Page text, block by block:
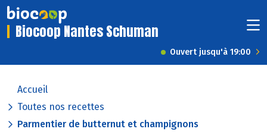
Biocoop Nantes Schuman
Ouvert jusqu'à 19:00
Accueil
Toutes nos recettes
Parmentier de butternut et champignons